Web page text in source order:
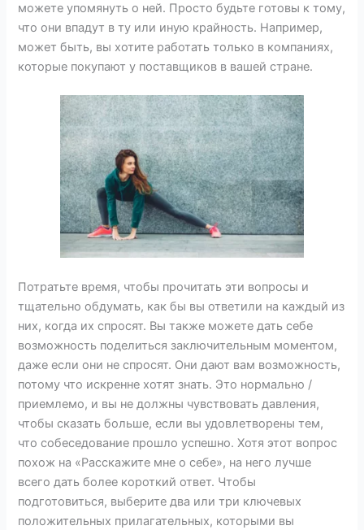
можете упомянуть о ней. Просто будьте готовы к тому,
что они впадут в ту или иную крайность. Например,
может быть, вы хотите работать только в компаниях,
которые покупают у поставщиков в вашей стране.
Потратьте время, чтобы прочитать эти вопросы и
тщательно обдумать, как бы вы ответили на каждый из
них, когда их спросят. Вы также можете дать себе
возможность поделиться заключительным моментом,
даже если они не спросят. Они дают вам возможность,
потому что искренне хотят знать. Это нормально /
приемлемо, и вы не должны чувствовать давления,
чтобы сказать больше, если вы удовлетворены тем,
что собеседование прошло успешно. Хотя этот вопрос
похож на «Расскажите мне о себе», на него лучше
всего дать более короткий ответ. Чтобы
подготовиться, выберите два или три ключевых
положительных прилагательных, которыми вы